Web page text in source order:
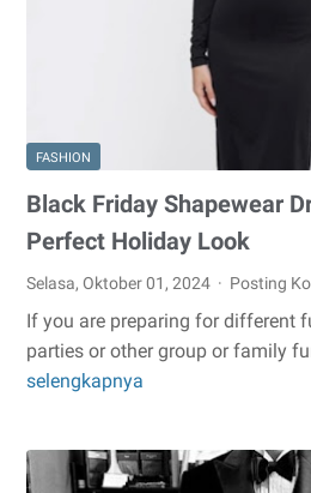
Lengkap
Praktis
FASHION
Black Friday Shapewear
Perfect Holiday Look
Selasa, Oktober 01, 2024 Posting
If you are preparing for different
parties or other group or family
selengkapnya
Black
The